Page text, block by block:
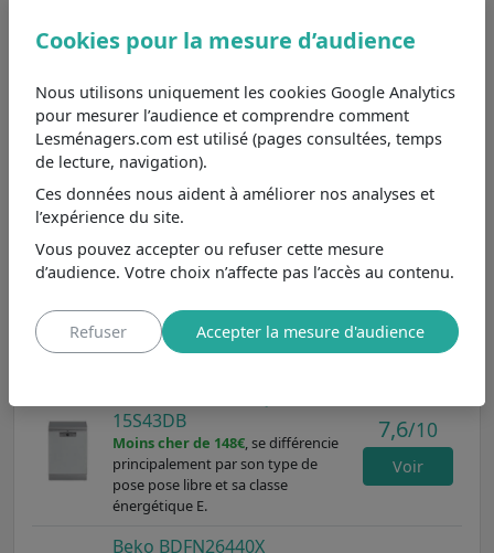
En résumé, le BDIN38647C est une excellente option
pour ceux qui ont des besoins élevés de lavage, mais il
cuisine.
Parmi leslave-vaisselles Beko 13 couverts et plus :
pour les grandes familles ou les réceptions
caractéristiques principales les plus proches, nous
pouvons le comparer aux modèles
BDN26521XQ 15S43DBetBDFN26440X
Moins cher de 219€, se différencie
principalement par son type de
pose pose libre.
Voir
15S43DB
Moins cher de 148€, se différencie
principalement par son type de
pose pose libre et sa classe
énergétique E.
7,6/10
Voir
Beko BDFN26440X
Cookies pour la mesure d’audience
Nous utilisons uniquement les cookies Google Analytics
pour mesurer l’audience et comprendre comment
Lesménagers.com est utilisé (pages consultées, temps
de lecture, navigation).
Ces données nous aident à améliorer nos analyses et
l’expérience du site.
Vous pouvez accepter ou refuser cette mesure
d’audience. Votre choix n’affecte pas l’accès au contenu.
Refuser Accepter la mesure d'audience